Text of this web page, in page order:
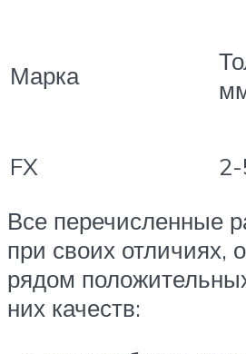
Марка
FX
Все перечисленные
при своих отличиях,
рядом
них качеств: